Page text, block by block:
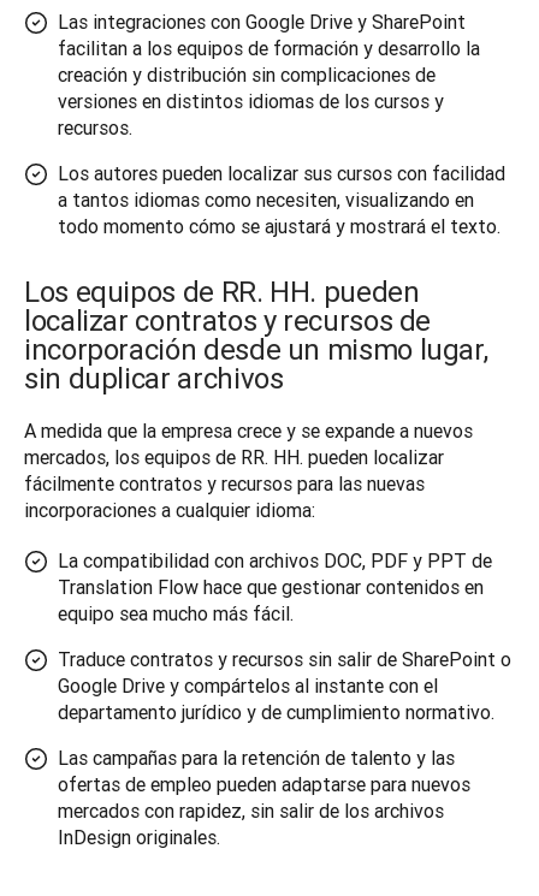
Las integraciones con Google Drive y SharePoint
facilitan a los equipos de formación y desarrollo la
creación y distribución sin complicaciones de
versiones en distintos idiomas de los cursos y
recursos.
Los autores pueden localizar sus cursos con facilidad
a tantos idiomas como necesiten, visualizando en
todo momento cómo se ajustará y mostrará el texto.
Los equipos de RR. HH. pueden
localizar contratos y recursos de
incorporación desde un mismo lugar,
sin duplicar archivos
A medida que la empresa crece y se expande a nuevos
mercados, los equipos de RR. HH. pueden localizar
fácilmente contratos y recursos para las nuevas
incorporaciones a cualquier idioma:
La compatibilidad con archivos DOC, PDF y PPT de
Translation Flow hace que gestionar contenidos en
equipo sea mucho más fácil.
Traduce contratos y recursos sin salir de SharePoint o
Google Drive y compártelos al instante con el
departamento jurídico y de cumplimiento normativo.
Las campañas para la retención de talento y las
ofertas de empleo pueden adaptarse para nuevos
mercados con rapidez, sin salir de los archivos
InDesign originales.